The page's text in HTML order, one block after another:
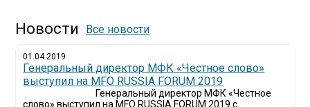
Новости Все новости
01.04.2019
Генеральный директор МФК «Честное слово»
выступил на MFO RUSSIA FORUM 2019
Генеральный директор МФК «Честное
слово» выступил на MFO RUSSIA FORUM 2019 с